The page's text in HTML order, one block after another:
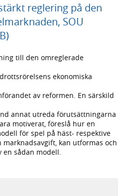
reglering på den
SOU
till den omreglerade
ekonomiska
av reformen. En särskild
annat utreda förutsättningarna
motiverat, föreslå hur en
för spel på häst- respektive
kan utformas och
en sådan modell.